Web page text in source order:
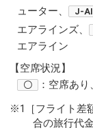
ューター、
J-
エアラインズ、
エアライン
【空席状況】
〇 ：空席あり
※1［フライト差
合の旅行代